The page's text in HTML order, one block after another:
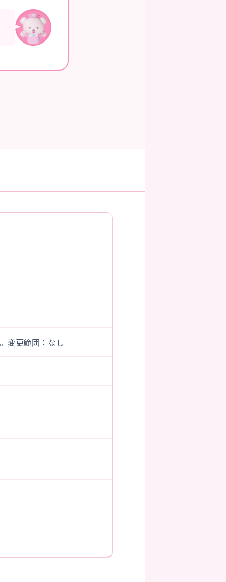
変更範囲：なし